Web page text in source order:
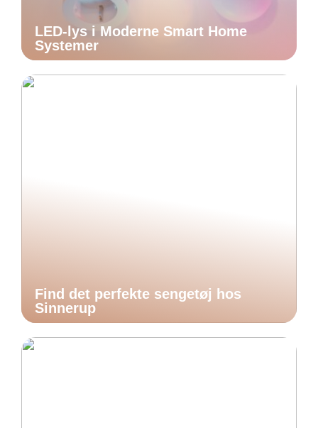
LED-lys i Moderne Smart Home
Systemer
Find det perfekte sengetøj hos
Sinnerup